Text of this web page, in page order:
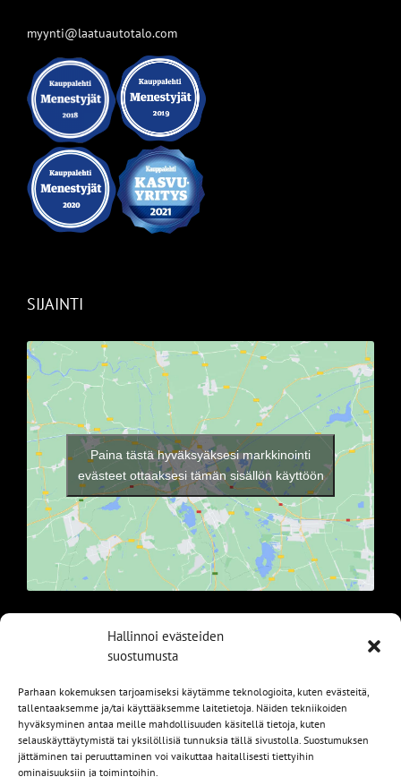
Hallinnoi evästeiden
suostumusta
Parhaan kokemuksen tarjoamiseksi käytämme teknologioita, kuten evästeitä,
tallentaaksemme ja/tai käyttääksemme laitetietoja. Näiden tekniikoiden
hyväksyminen antaa meille mahdollisuuden käsitellä tietoja, kuten
selauskäyttäytymistä tai yksilöllisiä tunnuksia tällä sivustolla. Suostumuksen
jättäminen tai peruuttaminen voi vaikuttaa haitallisesti tiettyihin
ominaisuuksiin ja toimintoihin.
myynti@laatuautotalo.com
SIJAINTI
Paina tästä hyväksyäksesi markkinointi
evästeet ottaaksesi tämän sisällön käyttöön
ETUSIVU
AUTOMME
MYYDYT